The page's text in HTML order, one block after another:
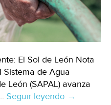
El Sol de León Nota
Sistema de Agua
León (SAPAL) avanza
Seguir leyendo →